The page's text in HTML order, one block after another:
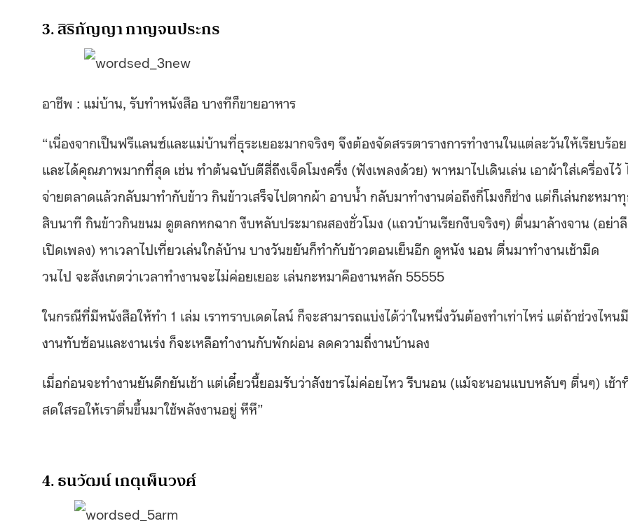
3. สิริกัญญา กาญจนประกร
อาชีพ : แม่บ้าน, รับทำหนังสือ บางทีก็ขายอาหาร
“เนื่องจากเป็นฟรีแลนซ์และแม่บ้านที่ธุระเยอะมากจริงๆ จึงต้องจัดสรรตารางการทำงานในแต่ละวันให้เรียบร้อย
และได้คุณภาพมากที่สุด เช่น ทำต้นฉบับตีสี่ถึงเจ็ดโมงครึ่ง (ฟังเพลงด้วย) พาหมาไปเดินเล่น เอาผ้าใส่เครื่องไว้
จ่ายตลาดแล้วกลับมาทำกับข้าว กินข้าวเสร็จไปตากผ้า อาบน้ำ กลับมาทำงานต่อถึงกี่โมงก็ช่าง แต่ก็เล่นกะหมา
สิบนาที กินข้าวกินขนม ดูตลกหกฉาก งีบหลับประมาณสองชั่วโมง (แถวบ้านเรียกงีบจริงๆ) ตื่นมาล้างจาน (อย่า
เปิดเพลง) หาเวลาไปเที่ยวเล่นใกล้บ้าน บางวันขยันก็ทำกับข้าวตอนเย็นอีก ดูหนัง นอน ตื่นมาทำงานเช้ามืด
วนไป จะสังเกตว่าเวลาทำงานจะไม่ค่อยเยอะ เล่นกะหมาคืองานหลัก 55555
ในกรณีที่มีหนังสือให้ทำ 1 เล่ม เราทราบเดดไลน์ ก็จะสามารถแบ่งได้ว่าในหนึ่งวันต้องทำเท่าไหร่ แต่ถ้าช่วงไหนมี
งานทับซ้อนและงานเร่ง ก็จะเหลือทำงานกับพักผ่อน ลดความถี่งานบ้านลง
เมื่อก่อนจะทำงานยันดึกยันเช้า แต่เดี๋ยวนี้ยอมรับว่าสังขารไม่ค่อยไหว รีบนอน (แม้จะนอนแบบหลับๆ ตื่นๆ) เช้า
สดใสรอให้เราตื่นขึ้นมาใช้พลังงานอยู่ หึหึ”
4. ธนวัฒน์ เกตุเพ็นวงศ์